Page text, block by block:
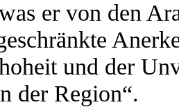
er von den
und der
der Region“.